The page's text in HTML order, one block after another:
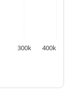
300k 400k